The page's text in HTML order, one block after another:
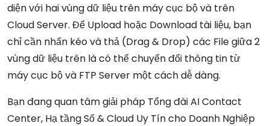
diện với hai vùng dữ liệu trên máy cục bộ và trên
Cloud Server. Để Upload hoặc Download tài liệu, bạn
chỉ cần nhấn kéo và thả (Drag & Drop) các File giữa 2
vùng dữ liệu trên là có thể chuyển đổi thông tin từ
máy cục bộ và FTP Server một cách dễ dàng.
Bạn đang quan tâm giải pháp Tổng đài AI Contact
Center, Hạ tầng Số & Cloud Uy Tín cho Doanh Nghiệp